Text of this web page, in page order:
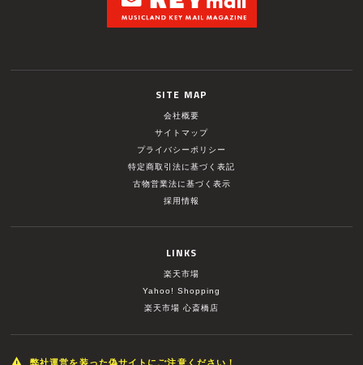
SITE MAP
会社概要
サイトマップ
プライバシーポリシー
特定商取引法に基づく表記
古物営業法に基づく表示
採用情報
LINKS
楽天市場
Yahoo! Shopping
楽天市場 心斎橋店
弊社運営を装った偽サイトにご注意ください！